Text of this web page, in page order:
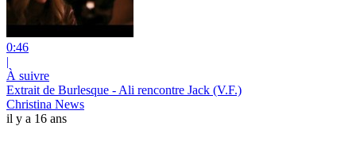
0:46
|
À suivre
Extrait de Burlesque - Ali rencontre Jack (V.F.)
Christina News
il y a 16 ans